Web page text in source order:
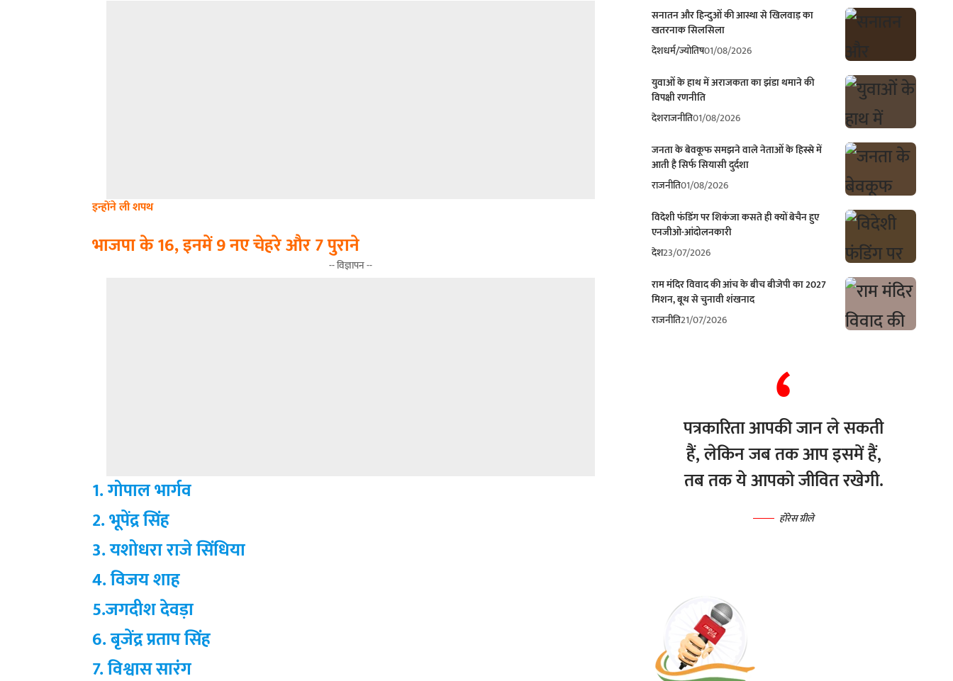
इन्होंने ली शपथ
भाजपा के 16, इनमें 9 नए चेहरेऔर7 पुराने
-- विज्ञापन --
1. गोपाल भार्गव
2. भूपेंद्र सिंह
3. यशोधरा राजे सिंधिया
4. विजय शाह
5.जगदीश देवड़ा
6. बृजेंद्र प्रताप सिंह
7. विश्वास सारंग
सनातन और हिन्दुओं की आस्था से खिलवाड़ का
खतरनाक सिलसिला
देशधर्म/ज्योतिष01/08/2026
युवाओं के हाथ में अराजकता का झंडा थमाने की
विपक्षी रणनीति
देशराजनीति01/08/2026
जनता के बेवकूफ समझने वाले नेताओं के हिस्से में
आती है सिर्फ सियासी दुर्दशा
राजनीति01/08/2026
विदेशी फंडिंग पर शिकंजा कसते ही क्यों बेचैन हुए
एनजीओ-आंदोलनकारी
देश23/07/2026
राम मंदिर विवाद की आंच के बीच बीजेपी का 2027
मिशन, बूथ से चुनावी शंखनाद
राजनीति21/07/2026
पत्रकारिता आपकी जान ले सकती
हैं, लेकिन जब तक आप इसमें हैं,
तब तक ये आपको जीवित रखेगी.
होरेस ग्रीले